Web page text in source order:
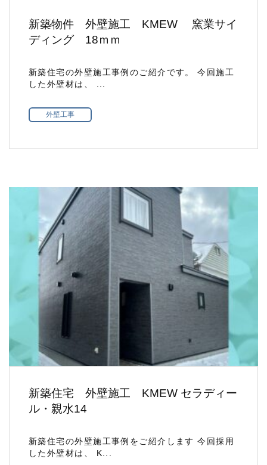
新築物件 外壁施工 KMEW 窯業サイ
ディング 18ｍｍ
新築住宅の外壁施工事例のご紹介です。 今回施工
した外壁材は、 ...
外壁工事
新築住宅 外壁施工 KMEW セラディー
ル・親水14
新築住宅の外壁施工事例をご紹介します 今回採用
した外壁材は、 K...